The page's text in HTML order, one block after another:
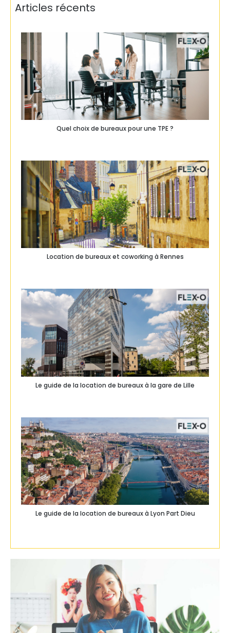
Articles récents
Quel choix de bureaux pour une TPE ?
Location de bureaux et coworking à Rennes
Le guide de la location de bureaux à la gare de Lille
Le guide de la location de bureaux à Lyon Part Dieu